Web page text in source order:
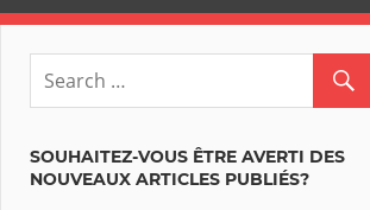
SOUHAITEZ-VOUS ÊTRE AVERTI DES
NOUVEAUX ARTICLES PUBLIÉS?